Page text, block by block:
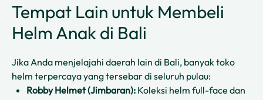
Tempat Lain untuk Membeli
Helm Anak di Bali
Jika Anda menjelajahi daerah lain di Bali, banyak toko
helm terpercaya yang tersebar di seluruh pulau:
Robby Helmet (Jimbaran): Koleksi helm full-face dan